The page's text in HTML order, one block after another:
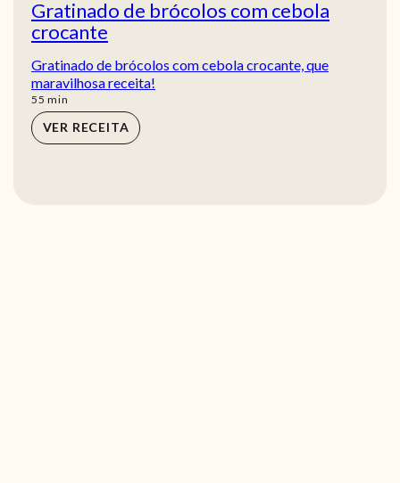
Gratinado de brócolos com cebola
crocante
Gratinado de brócolos com cebola crocante, que
maravilhosa receita!
55 min
min
VER RECEITA